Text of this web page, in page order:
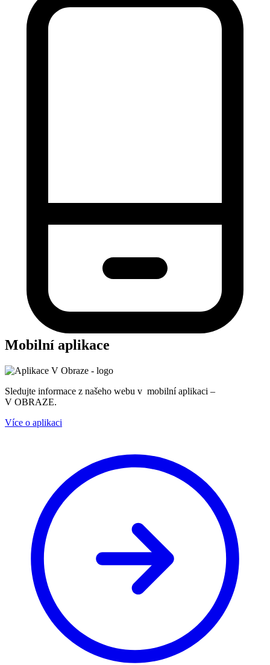
Mobilní aplikace
Sledujte informace z našeho webu v mobilní aplikaci –
V OBRAZE.
Více o aplikaci